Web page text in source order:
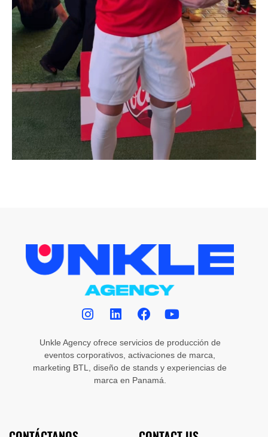
Unkle Agency ofrece servicios de producción de
eventos corporativos, activaciones de marca,
marketing BTL, diseño de stands y experiencias de
marca en Panamá.